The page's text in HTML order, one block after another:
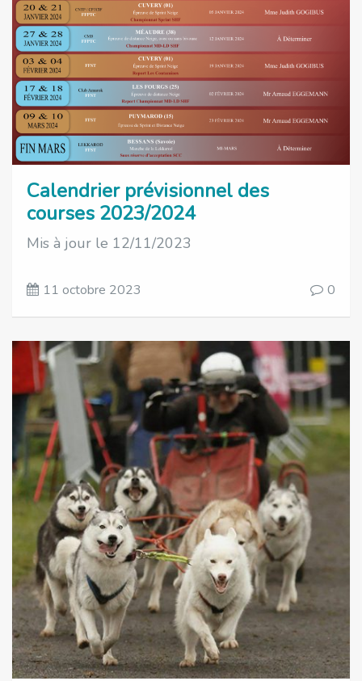
Calendrier prévisionnel des
courses 2023/2024
Mis à jour le 12/11/2023
11 octobre 2023 0